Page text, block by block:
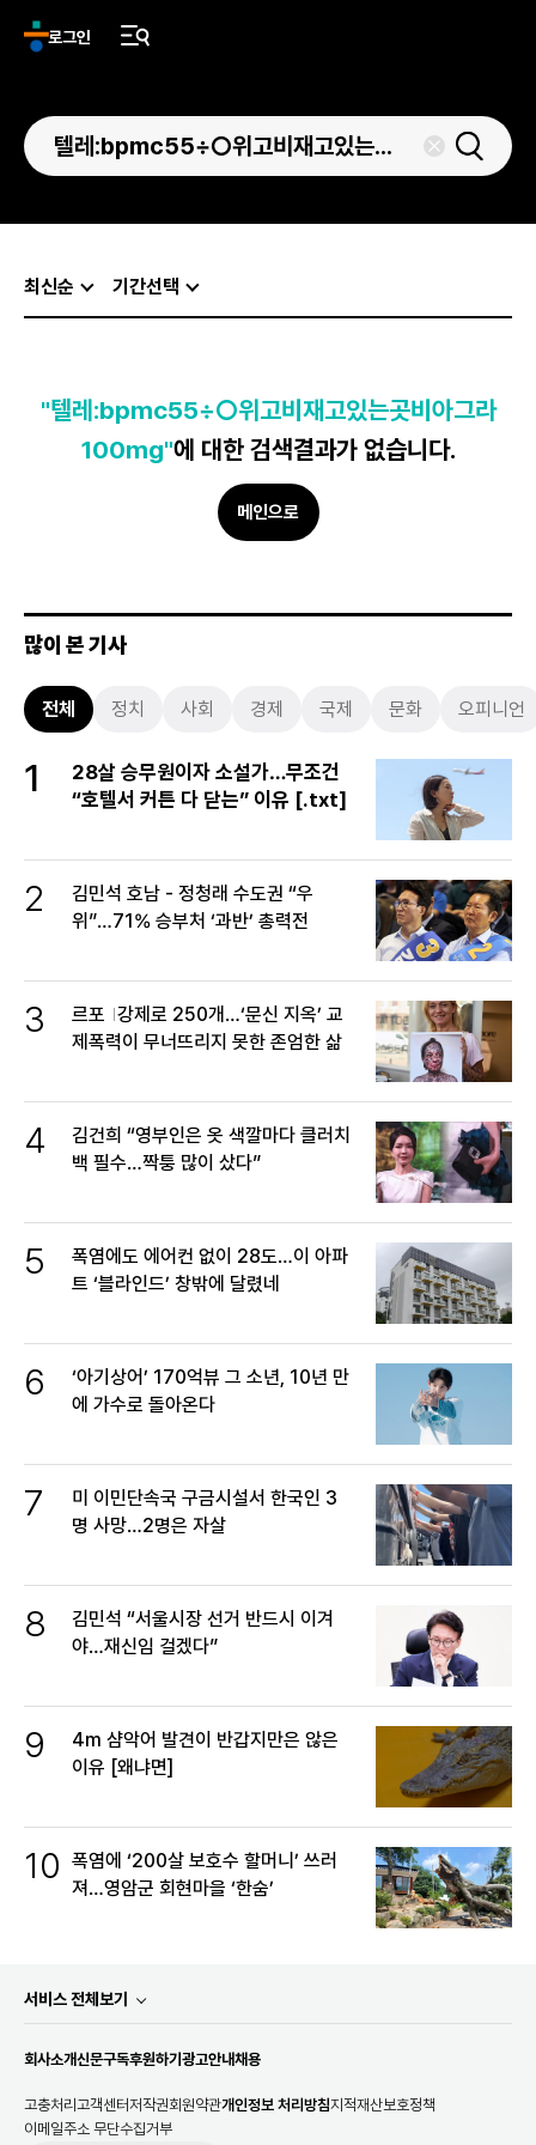
로그인
최신순 기간선택
"텔레:bpmc55÷○위고비재고있는곳비아그라
100mg"에 대한 검색결과가 없습니다.
메인으로
많이 본 기사
전체 정치 사회 경제 국제 문화 오피니언
1
28살 승무원이자 소설가…무조건
“호텔서 커튼 다 닫는” 이유 [.txt]
2
김민석 호남 - 정청래 수도권 “우
위”…71% 승부처 ‘과반’ 총력전
3 르포 강제로 250개…‘문신 지옥’ 교
제폭력이 무너뜨리지 못한 존엄한 삶
4
김건희 “영부인은 옷 색깔마다 클러치
백 필수…짝퉁 많이 샀다”
5
폭염에도 에어컨 없이 28도…이 아파
트 ‘블라인드’ 창밖에 달렸네
6
‘아기상어’ 170억뷰 그 소년, 10년 만
에 가수로 돌아온다
7
미 이민단속국 구금시설서 한국인 3
명 사망…2명은 자살
8
김민석 “서울시장 선거 반드시 이겨
야…재신임 걸겠다”
9
4m 샴악어 발견이 반갑지만은 않은
이유 [왜냐면]
10 폭염에 ‘200살 보호수 할머니’ 쓰러
져…영암군 회현마을 ‘한숨’
서비스 전체보기
회사소개신문구독후원하기 광고안내채용
고충처리 고객센터저작권회원약관개인정보 처리방침지적재산보호정책
이메일주소 무단수집거부